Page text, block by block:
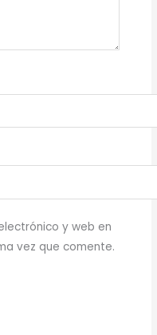
y web en
vez que comente.